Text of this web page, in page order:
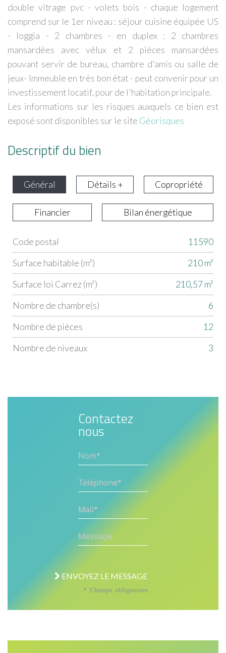
double vitrage pvc - volets bois - chaque logement
comprend sur le 1er niveau : séjour cuisine équipée US
- loggia - 2 chambres - en duplex : 2 chambres
mansardées avec vélux et 2 pièces mansardées
pouvant servir de bureau, chambre d'amis ou salle de
jeux- Immeuble en très bon état - peut convenir pour un
investissement locatif, pour de l'habitation principale.
Les informations sur les risques auxquels ce bien est
exposé sont disponibles sur le site Géorisques
Descriptif du bien
Général Détails + Copropriété
Financier Bilan énergétique
Label Value
Code postal
11590
Surface habitable (m²)
210 m²
Surface loi Carrez (m²)
210,57 m²
Nombre de chambre(s)
6
Nombre de pièces
12
Nombre de niveaux
3
Contactez
nous
Nom*
Téléphone*
Mail*
Message
ENVOYEZ LE MESSAGE
* Champs obligatoires